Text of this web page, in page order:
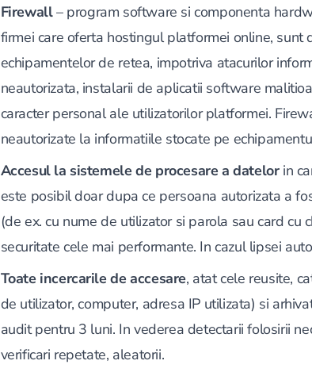
Firewall– program software si componenta
firmei care oferta hostingul platformei online, sunt
echipamentelor de retea, impotriva atacurilor
neautorizata, instalarii de aplicatii software
caracter personal ale utilizatorilor platformei.
neautorizate la informatiile stocate pe
Accesul la sistemele de procesare a datelorin
este posibil doar dupa ce persoana autorizata a
(de ex. cu nume de utilizator si parola sau card cu
securitate cele mai performante. In cazul lipsei
Toate incercarile de accesare, atat cele reusite,
de utilizator, computer, adresa IP utilizata) si
audit pentru 3 luni. In vederea detectarii folosirii
verificari repetate, aleatorii.